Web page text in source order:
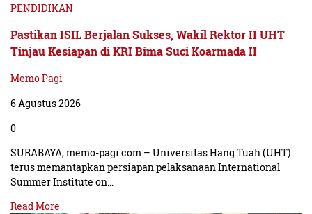
PENDIDIKAN
Pastikan ISIL Berjalan Sukses, Wakil Rektor II UHT
Tinjau Kesiapan di KRI Bima Suci Koarmada II
Memo Pagi
6 Agustus 2026
0
SURABAYA, memo-pagi.com – Universitas Hang Tuah (UHT)
terus memantapkan persiapan pelaksanaan International
Summer Institute on…
Read More